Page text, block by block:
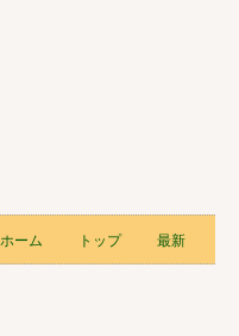
ホーム トップ 最新